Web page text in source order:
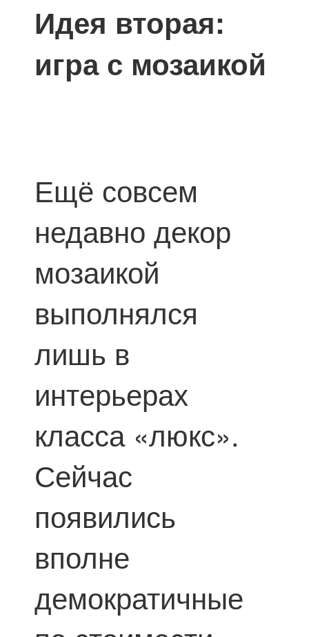
Идея вторая:
игра с мозаикой
Ещё совсем
недавно декор
мозаикой
выполнялся
лишь в
интерьерах
класса «люкс».
Сейчас
появились
вполне
демократичные